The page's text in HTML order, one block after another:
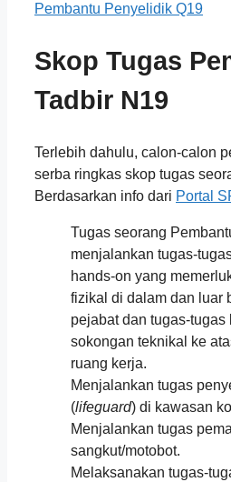
Pembantu Penyelidik Q19
Skop Tugas
Tadbir N19
Terlebih dahulu, calon-calon
serba ringkas skop tugas
Berdasarkan info dari Portal
Tugas seorang
menjalankan tugas-
hands-on yang
fizikal di dalam dan luar
pejabat dan tugas-tugas
sokongan teknikal ke
ruang kerja.
Menjalankan tugas
(lifeguard) di kawasan
Menjalankan tugas
sangkut/motobot.
Melaksanakan tugas-